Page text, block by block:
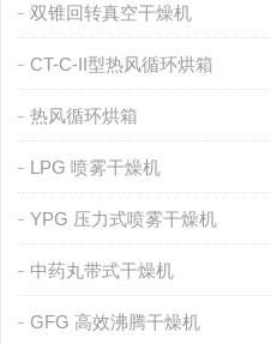
双锥回转真空干燥机
CT-C-II型热风循环烘箱
热风循环烘箱
LPG 喷雾干燥机
YPG 压力式喷雾干燥机
中药丸带式干燥机
GFG 高效沸腾干燥机